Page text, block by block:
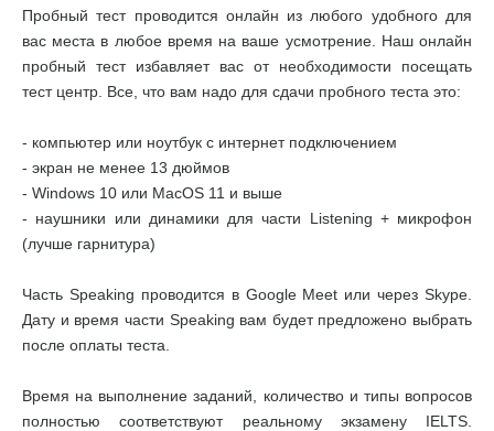
Пробный тест проводится онлайн из любого удобного для
вас места в любое время на ваше усмотрение. Наш онлайн
пробный тест избавляет вас от необходимости посещать
тест центр. Все, что вам надо для сдачи пробного теста это:
- компьютер или ноутбук с интернет подключением
- экран не менее 13 дюймов
- Windows 10 или MacOS 11 и выше
- наушники или динамики для части Listening + микрофон
(лучше гарнитура)
Часть Speaking проводится в Google Meet или через Skype.
Дату и время части Speaking вам будет предложено выбрать
после оплаты теста.
Время на выполнение заданий, количество и типы вопросов
полностью соответствуют реальному экзамену IELTS.